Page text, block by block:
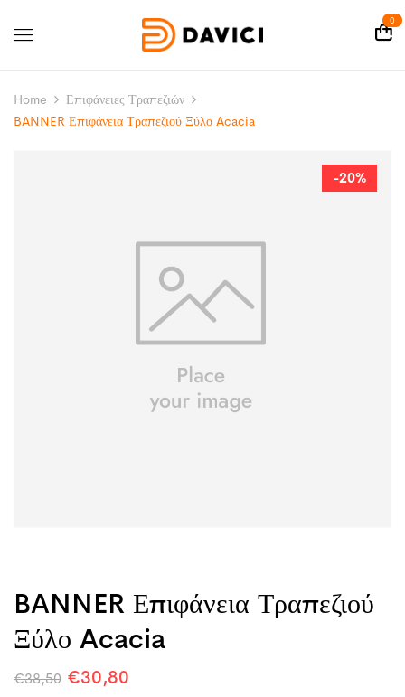
0
Home
Επιφάνειες Τραπεζιών
BANNER Επιφάνεια Τραπεζιού Ξύλο Acacia
-20%
BANNER Επιφάνεια Τραπεζιού
Ξύλο Acacia
€38,50 €30,80